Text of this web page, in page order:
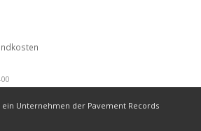
Unternehmen der Pavement Records